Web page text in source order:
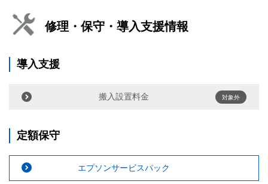
修理・保守・導入支援情報
導入支援
搬入設置料金 対象外
定額保守
エプソンサービスパック